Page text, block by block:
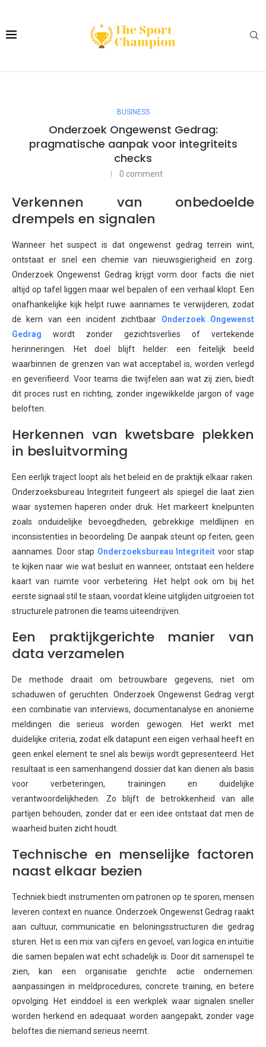
BUSINESS
Onderzoek Ongewenst Gedrag:
pragmatische aanpak voor integriteits
checks
0 comment
Verkennen van onbedoelde
drempels en signalen
Wanneer het suspect is dat ongewenst gedrag terrein wint,
ontstaat er snel een chemie van nieuwsgierigheid en zorg.
Onderzoek Ongewenst Gedrag krijgt vorm door facts die niet
altijd op tafel liggen maar wel bepalen of een verhaal klopt. Een
onafhankelijke kijk helpt ruwe aannames te verwijderen, zodat
de kern van een incident zichtbaar Onderzoek Ongewenst
Gedrag wordt zonder gezichtsverlies of vertekende
herinneringen. Het doel blijft helder: een feitelijk beeld
waarbinnen de grenzen van wat acceptabel is, worden verlegd
en geverifieerd. Voor teams die twijfelen aan wat zij zien, biedt
dit proces rust en richting, zonder ingewikkelde jargon of vage
beloften.
Herkennen van kwetsbare plekken
in besluitvorming
Een eerlijk traject loopt als het beleid en de praktijk elkaar raken.
Onderzoeksbureau Integriteit fungeert als spiegel die laat zien
waar systemen haperen onder druk. Het markeert knelpunten
zoals onduidelijke bevoegdheden, gebrekkige meldlijnen en
inconsistenties in beoordeling. De aanpak steunt op feiten, geen
aannames. Door stap Onderzoeksbureau Integriteit voor stap
te kijken naar wie wat besluit en wanneer, ontstaat een heldere
kaart van ruimte voor verbetering. Het helpt ook om bij het
eerste signaal stil te staan, voordat kleine uitglijden uitgroeien tot
structurele patronen die teams uiteendrijven.
Een praktijkgerichte manier van
data verzamelen
De methode draait om betrouwbare gegevens, niet om
schaduwen of geruchten. Onderzoek Ongewenst Gedrag vergt
een combinatie van interviews, documentanalyse en anonieme
meldingen die serieus worden gewogen. Het werkt met
duidelijke criteria, zodat elk datapunt een eigen verhaal heeft en
geen enkel element te snel als bewijs wordt gepresenteerd. Het
resultaat is een samenhangend dossier dat kan dienen als basis
voor verbeteringen, trainingen en duidelijke
verantwoordelijkheden. Zo blijft de betrokkenheid van alle
partijen behouden, zonder dat er een idee ontstaat dat men de
waarheid buiten zicht houdt.
Technische en menselijke factoren
naast elkaar bezien
Techniek biedt instrumenten om patronen op te sporen, mensen
leveren context en nuance. Onderzoek Ongewenst Gedrag raakt
aan cultuur, communicatie en beloningsstructuren die gedrag
sturen. Het is een mix van cijfers en gevoel, van logica en intuïtie
die samen bepalen wat echt schadelijk is. Door dit samenspel te
zien, kan een organisatie gerichte actie ondernemen:
aanpassingen in meldprocedures, concrete training, en betere
opvolging. Het einddoel is een werkplek waar signalen sneller
worden herkend en adequaat worden aangepakt, zonder vage
beloftes die niemand serieus neemt.